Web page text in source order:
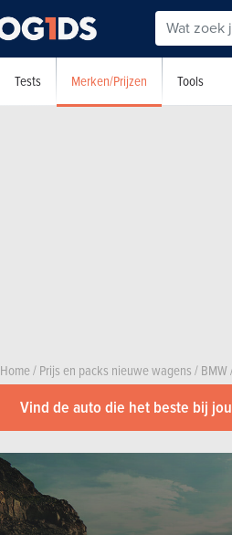
Tests Merken/Prijzen Tools
Home/Prijs en packs nieuwe wagens/BMW
Vind de auto die het beste bij